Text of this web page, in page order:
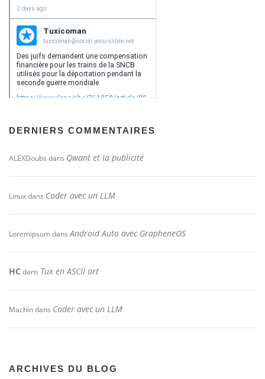
DERNIERS COMMENTAIRES
ALEXDoubs dans Qwant et la publicité
Linuxdans Coder avec un LLM
LoremipsumdansAndroid Auto avec GrapheneOS
HC dans Tux en ASCII art
Machindans Coder avec un LLM
ARCHIVES DU BLOG